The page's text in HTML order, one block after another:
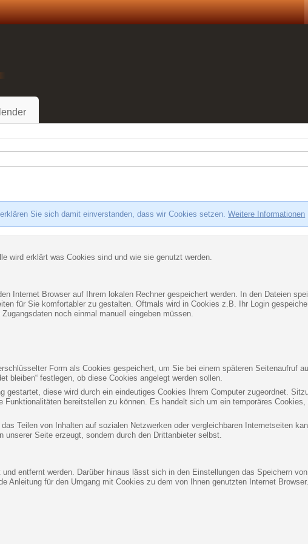
Sie sich damit einverstanden, dass wir Cookies setzen.Weitere Informationen
wird erklärt was Cookies sind und wie sie genutzt werden.
Internet Browser auf Ihrem lokalen Rechner gespeichert werden. In den Dateien
für Sie komfortabler zu gestalten. Oftmals wird in Cookies z.B. Ihr Login
noch einmal manuell eingeben müssen.
Form als Cookies gespeichert, um Sie bei einem späteren Seitenaufruf
bleiben“ festlegen, ob diese Cookies angelegt werden sollen.
diese wird durch ein eindeutiges Cookies Ihrem Computer zugeordnet.
bereitstellen zu können. Es handelt sich um ein temporäres
Teilen von Inhalten auf sozialen Netzwerken oder vergleichbaren Internetseiten
Seite erzeugt, sondern durch den Drittanbieter selbst.
entfernt werden. Darüber hinaus lässt sich in den Einstellungen das Speichern
Anleitung für den Umgang mit Cookies zu dem von Ihnen genutzten Internet Browser.